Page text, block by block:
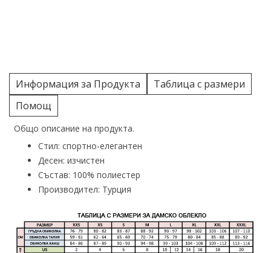
Информация за Продукта
Таблица с размери
Помощ
Общо описание на продукта.
Стил: спортно-елегантен
Десен: изчистен
Състав: 100% полиестер
Производител: Турция